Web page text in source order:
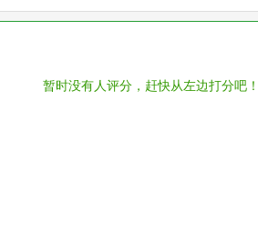
暂时没有人评分，赶快从左边打分吧！